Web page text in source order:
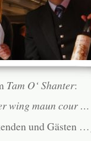
Tam O‘ Shanter:
wing maun cour …
und Gästen